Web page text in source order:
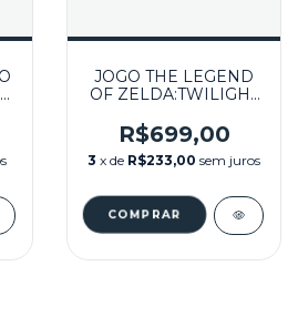
JOGO THE LEGEND
OF ZELDA:TWILIGHT
(LACRADO) – WII
R$699,00
3 x de R$233,00 sem juros